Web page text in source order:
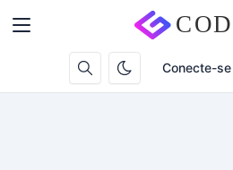
Conecte-se